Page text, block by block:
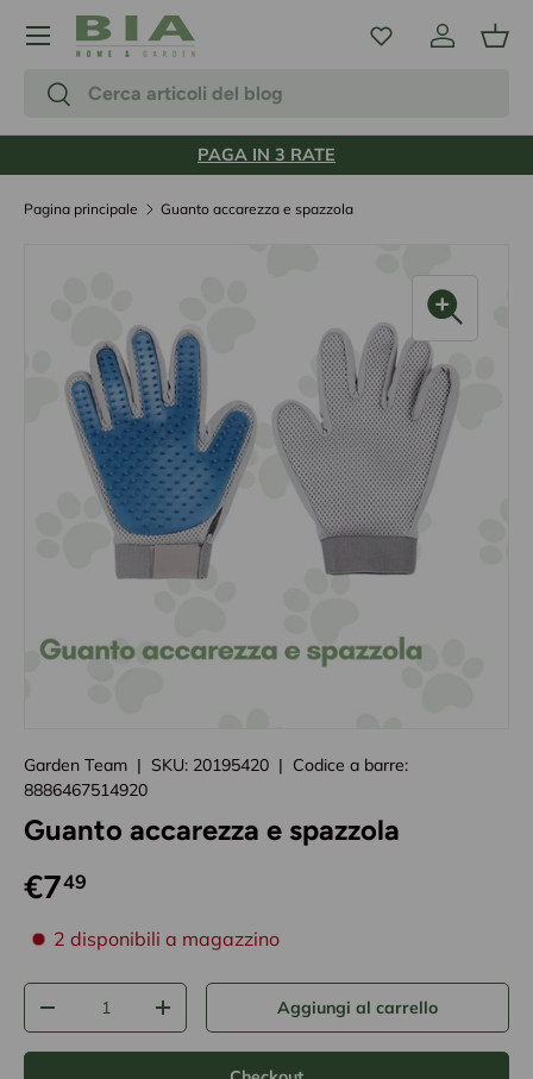
Passa ai contenuti
CercaCerca
Accedi
Menu
PAGA IN 3 RATE
Pagina principale Guanto accarezza e spazzola
Garden Team | SKU: 20195420 | Codice a barre:
8886467514920
Guanto accarezza e spazzola
€749
disponibilità prodotto
2 disponibili a magazzino
Q.tà
-
+ Aggiungi al carrello